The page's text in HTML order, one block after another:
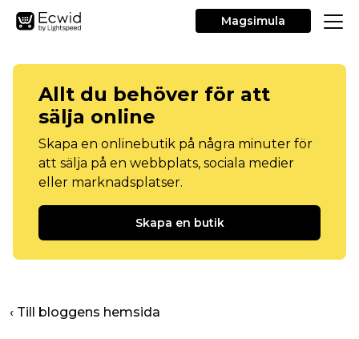
Magsimula
Allt du behöver för att
sälja online
Skapa en onlinebutik på några minuter för
att sälja på en webbplats, sociala medier
eller marknadsplatser.
Skapa en butik
‹ Till bloggens hemsida